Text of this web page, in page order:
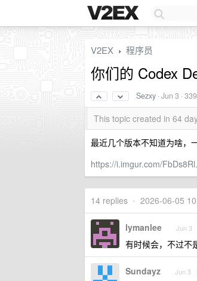
V2EX › 程序员
你们的 Codex
Sezxy ·Jun 3 ·
This topic created in 64
最近几个版本不知道为啥，
https://i.imgur.com/
14 replies • 2026-06-05
lymanlee Jun 3
有时候会，不过不
Sundayz Jun 3